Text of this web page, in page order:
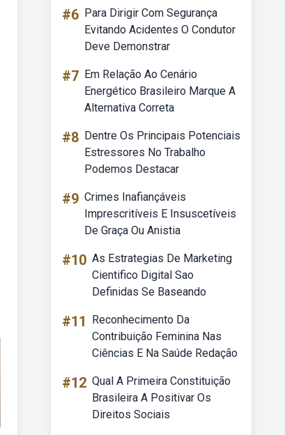
#6 Para Dirigir Com Segurança
Evitando Acidentes O Condutor
Deve Demonstrar
#7 Em Relação Ao Cenário
Energético Brasileiro Marque A
Alternativa Correta
#8 Dentre Os Principais Potenciais
Estressores No Trabalho
Podemos Destacar
#9 Crimes Inafiançáveis
Imprescritíveis E Insuscetíveis
De Graça Ou Anistia
#10 As Estrategias De Marketing
Cientifico Digital Sao
Definidas Se Baseando
#11
Reconhecimento Da
Contribuição Feminina Nas
Ciências E Na Saúde Redação
#12 Qual A Primeira Constituição
Brasileira A Positivar Os
Direitos Sociais